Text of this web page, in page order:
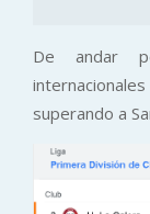
De andar
superando a